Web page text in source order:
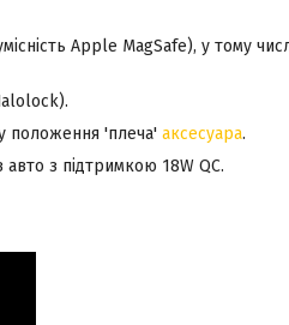
Apple MagSafe), у тому
положення 'плеча' аксесуара.
з підтримкою 18W QC.